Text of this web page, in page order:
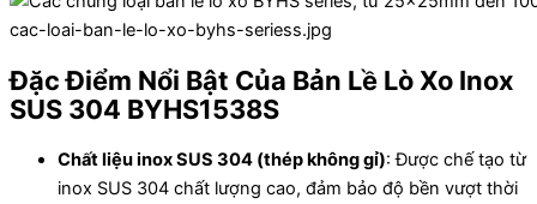
cac-loai-ban-le-lo-xo-byhs-seriess.jpg
Đặc Điểm Nổi Bật Của Bản Lề Lò Xo Inox
SUS 304 BYHS1538S
Chất liệu inox SUS 304 (thép không gỉ): Được chế tạo từ
inox SUS 304 chất lượng cao, đảm bảo độ bền vượt thời